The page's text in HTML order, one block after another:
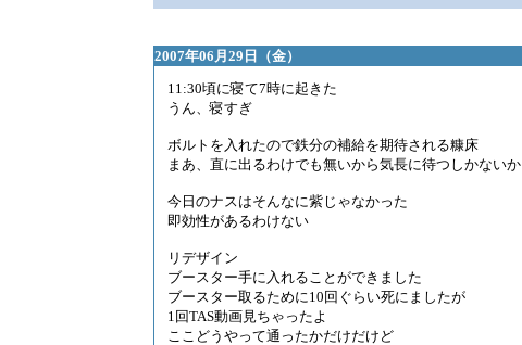
2007年06月29日（金）
11:30頃に寝て7時に起きた
うん、寝すぎ
ボルトを入れたので鉄分の補給を期待される糠床
まあ、直に出るわけでも無いから気長に待つしかないか
今日のナスはそんなに紫じゃなかった
即効性があるわけない
リデザイン
ブースター手に入れることができました
ブースター取るために10回ぐらい死にましたが
1回TAS動画見ちゃったよ
ここどうやって通ったかだけだけど